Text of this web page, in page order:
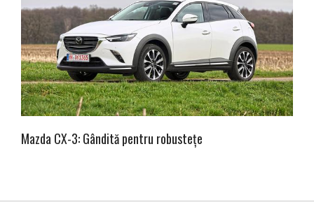
Mazda CX-3: Gândită pentru robustețe